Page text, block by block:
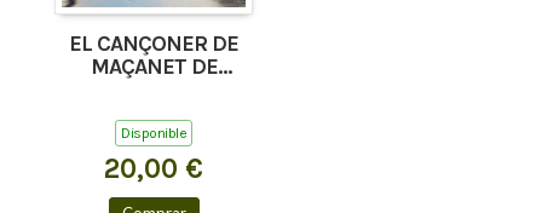
EL CANÇONER DE
MAÇANET DE
Disponible
20,00 €